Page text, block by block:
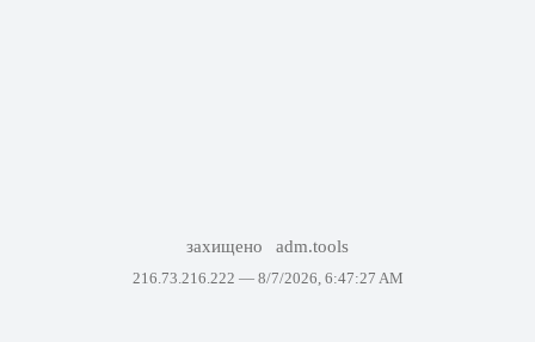
захищено adm.tools
216.73.216.222 — 8/7/2026, 6:47:27 AM